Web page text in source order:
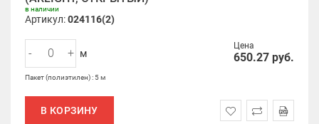
в наличии
Артикул:024116(2)
Цена
650.27 руб.
- + м
Пакет (полиэтилен) : 5 м
В КОРЗИНУ